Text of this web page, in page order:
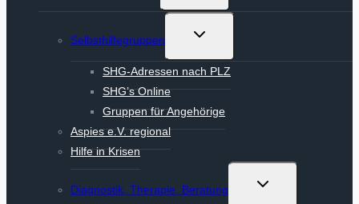
Selbsthilfegruppen
Untermenü
SHG-Adressen nach PLZ
SHG’s Online
Gruppen für Angehörige
Aspies e.V. regional
Hilfe in Krisen
Diagnostik, Therapie, Beratung
Untermenü